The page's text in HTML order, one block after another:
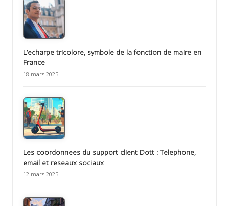
L’echarpe tricolore, symbole de la fonction de maire en
France
18 mars 2025
Les coordonnees du support client Dott : Telephone,
email et reseaux sociaux
12 mars 2025